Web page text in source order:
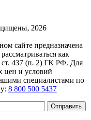
2026
сайте предназначена
как
ст. 437 (п. 2) ГК РФ. Для
цен и условий
специалистами по
8 800 500 5437